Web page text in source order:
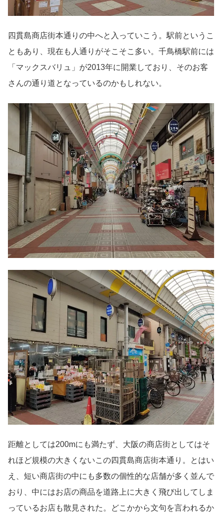
四貫島商店街本通りの中へと入っていこう。駅前というこ
ともあり、現在も人通りがそこそこ多い。千鳥橋駅前には
「マックスバリュ」が2013年に開業しており、そのお客
さんの通り道となっているのかもしれない。
距離としては200mにも満たず、大阪の商店街としてはそ
れほど規模の大きくないこの四貫島商店街本通り。とはい
え、短い商店街の中にも多数の個性的な店舗が多く並んで
おり、中にはお店の商品を道路上に大きく飛び出してしま
っているお店も散見された。どこかから文句を言われるか